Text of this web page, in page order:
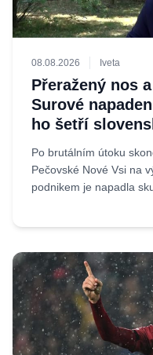
08.08.2026 Iveta
Přeražený nos
Surové
ho šetří
Po brutálním útoku
Pečovské Nové Vsi na
podnikem je napadla